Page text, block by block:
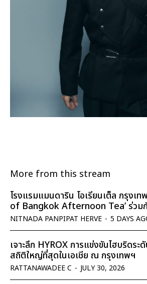
More from this stream
โรงแรมแมนดาริน โอเรียนเต็ล กรุงเท
of Bangkok Afternoon Tea’ ร่วม
NITNADA PANPIPAT HERVE - 5 DAYS
เจาะลึก HYROX การแข่งขันไฮบริดร
สถิติใหญ่ที่สุดในเอเชีย ณ กรุงเทพฯ
RATTANAWADEE C - JULY 30, 2026